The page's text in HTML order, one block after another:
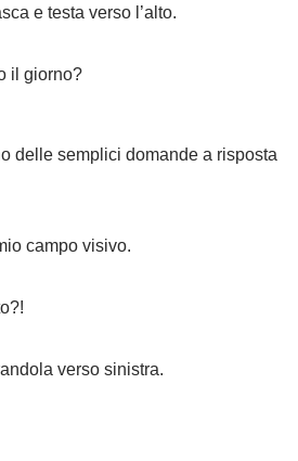
e testa verso l’alto.
il giorno?
delle semplici domande a risposta
campo visivo.
verso sinistra.